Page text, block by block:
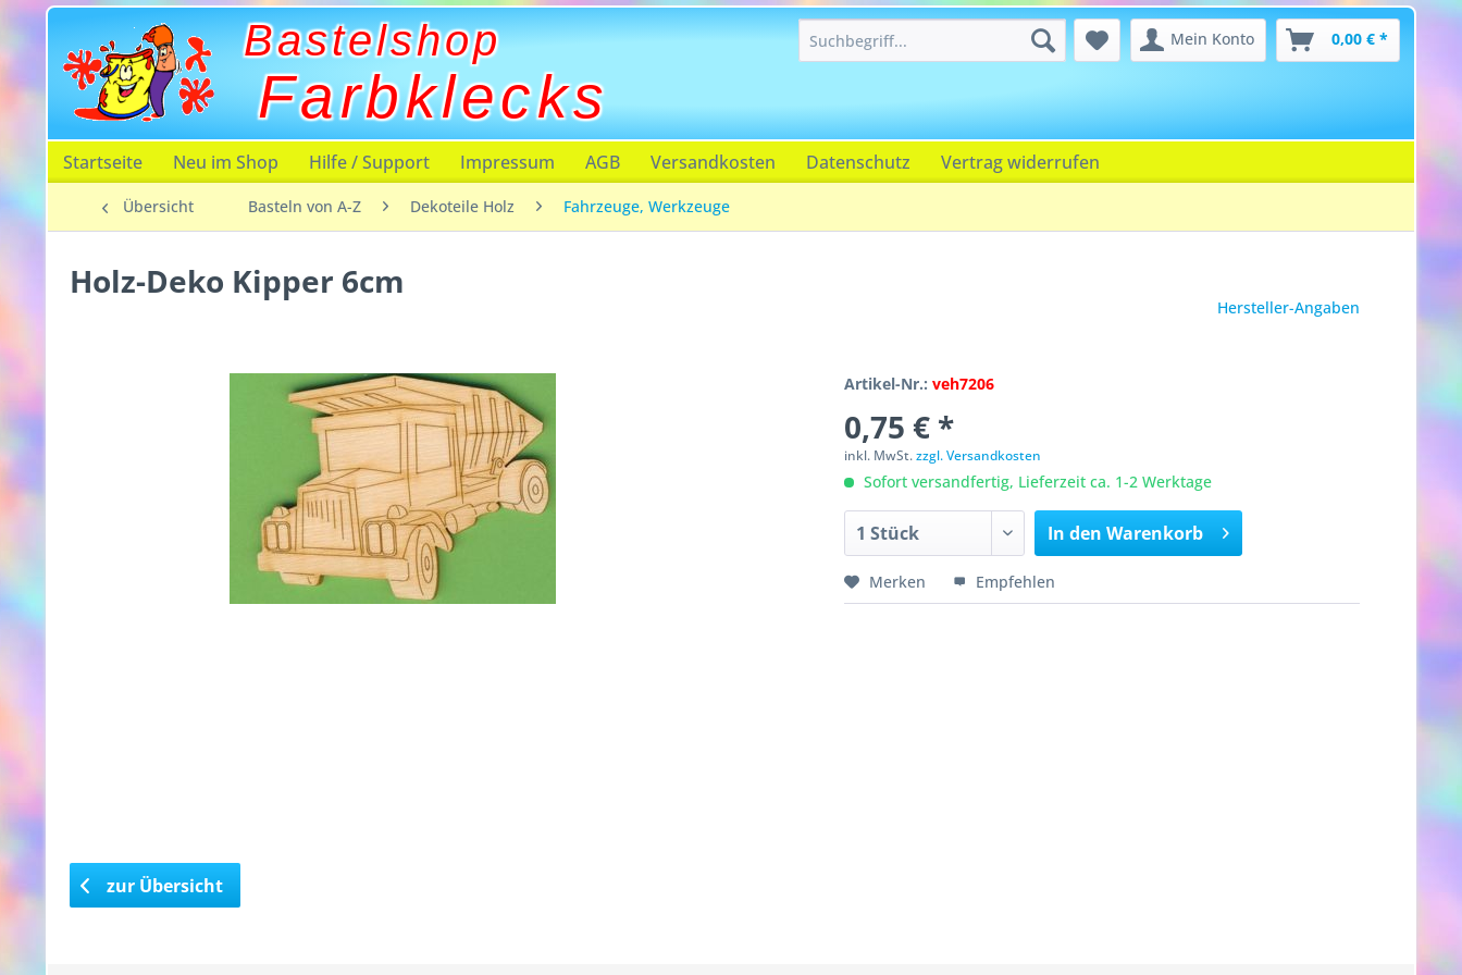
Bastelshop
Farbklecks
Mein Konto 0,00 € *
Startseite Neu im Shop Hilfe / Support Impressum AGB Versandkosten Datenschutz Vertrag widerrufen
Übersicht Basteln von A-Z Dekoteile Holz Fahrzeuge, Werkzeuge
Holz-Deko Kipper 6cm
Hersteller-Angaben
Artikel-Nr.: veh7206
0,75 € *
inkl. MwSt.zzgl. Versandkosten
Sofort versandfertig, Lieferzeit ca. 1-2 Werktage
In den Warenkorb
Merken Empfehlen
zur Übersicht